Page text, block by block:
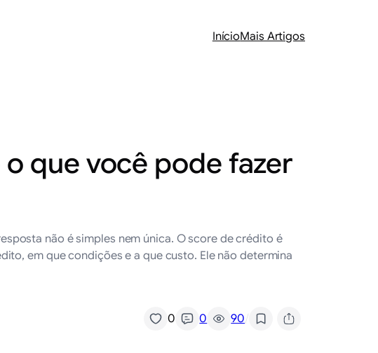
InícioMais Artigos
que você pode fazer
não é simples nem única. O score de crédito é
em que condições e a que custo. Ele não determina
0 0 90/